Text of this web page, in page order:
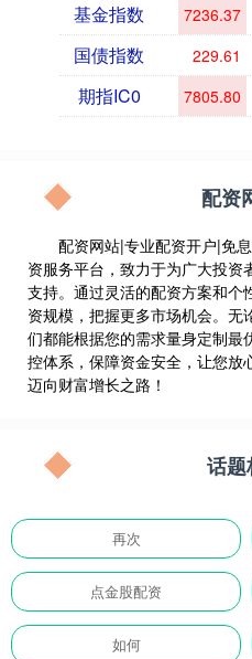
基金指数 7236.37
国债指数 229.61
期指IC0 7805.80
配资
配资网站|专业配资开户|免
资服务平台，致力于为广大投资
支持。通过灵活的配资方案和个
资规模，把握更多市场机会。
们都能根据您的需求量身定制最
控体系，保障资金安全，让您放
迈向财富增长之路！
话
再次
点金股配资
如何